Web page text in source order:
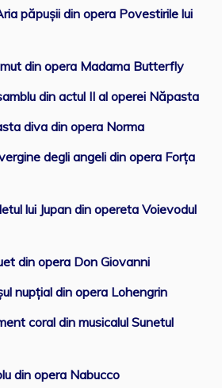
păpușii din opera Povestirile lui
din opera Madama Butterfly
din actul II al operei Năpasta
diva din opera Norma
degli angeli din opera Forța
lui Jupan din opereta Voievodul
din opera Don Giovanni
nupțial din opera Lohengrin
coral din musicalul Sunetul
din opera Nabucco